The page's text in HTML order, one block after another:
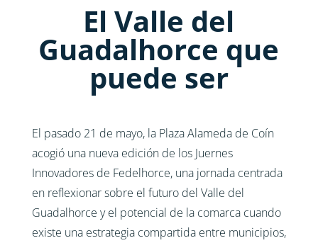
El Valle del
Guadalhorce que
puede ser
El pasado 21 de mayo, la Plaza Alameda de Coín
acogió una nueva edición de los Juernes
Innovadores de Fedelhorce, una jornada centrada
en reflexionar sobre el futuro del Valle del
Guadalhorce y el potencial de la comarca cuando
existe una estrategia compartida entre municipios,